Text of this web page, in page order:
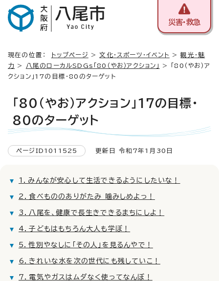
災害・救急
現在の位置： トップページ >文化・スポーツ・イベント >観光・魅
力
> 八尾のローカルSDGs「80（やお）アクション」
> 「80（やお）ア
クション」17の目標・80のターゲット
「80（やお）アクション」17の目標・
80のターゲット
ページID1011525 更新日 令和7年1月30日
1．みんなが安心して生活できるようにしたいな！
2．食べもののありがたみ 噛みしめよっ！
3．八尾を、健康で長生きできるまちにしよ！
4．子どもはもちろん大人も学ぼ！
5．性別やなしに「その人」を見るんやで！
6．きれいな水を次の世代にも残していこ！
7．電気やガスはムダなく使ってなんぼ！